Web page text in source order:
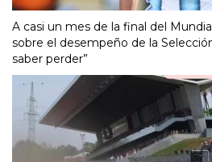
A casi un mes de la final del
sobre el desempeño de la
saber perder”